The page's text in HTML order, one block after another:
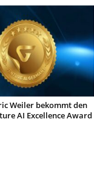
Weiler bekommt den
AI Excellence Award